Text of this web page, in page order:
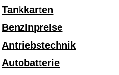
Tankkarten
Benzinpreise
Antriebstechnik
Autobatterie